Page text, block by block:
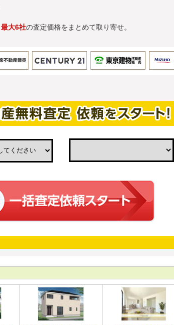
最大6社の査定価格をまとめて取り寄せ。